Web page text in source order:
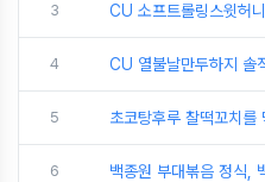
3 CU 소프트롤링스윗허
4 CU 열불날만두하지 솔
5 초코탕후루 찰떡꼬치를
6 백종원 부대볶음 정식,